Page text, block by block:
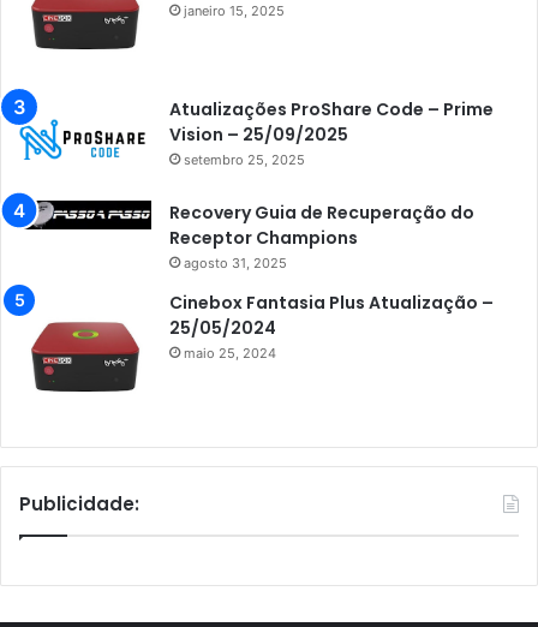
janeiro 15, 2025
Atualizações ProShare Code – Prime
Vision – 25/09/2025
setembro 25, 2025
Recovery Guia de Recuperação do
Receptor Champions
agosto 31, 2025
Cinebox Fantasia Plus Atualização –
25/05/2024
maio 25, 2024
Publicidade: